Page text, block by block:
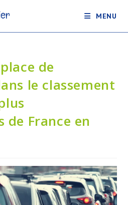
MENU
de
le classement
de France en